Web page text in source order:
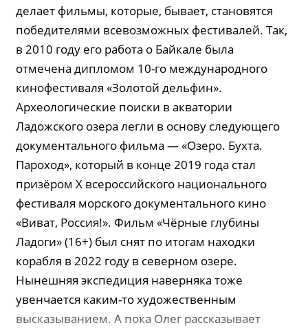
делает фильмы, которые, бывает, становятся
победителями всевозможных фестивалей. Так,
в 2010 году его работа о Байкале была
отмечена дипломом 10-го международного
кинофестиваля «Золотой дельфин».
Археологические поиски в акватории
Ладожского озера легли в основу следующего
документального фильма — «Озеро. Бухта.
Пароход», который в конце 2019 года стал
призёром X всероссийского национального
фестиваля морского документального кино
«Виват, Россия!». Фильм «Чёрные глубины
Ладоги» (16+) был снят по итогам находки
корабля в 2022 году в северном озере.
Нынешняя экспедиция наверняка тоже
увенчается каким-то художественным
высказыванием. А пока Олег рассказывает